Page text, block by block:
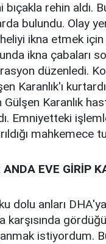
bıçakla rehin aldı.
bulundu. Olay
ikna etmek
ikna çabaları
düzenledi.
Karanlık'ı
Gülşen Karanlık
Emniyetteki
mahkemece
ANDA EVE GİRİP
dolu anları
karşısında
istiyordum.